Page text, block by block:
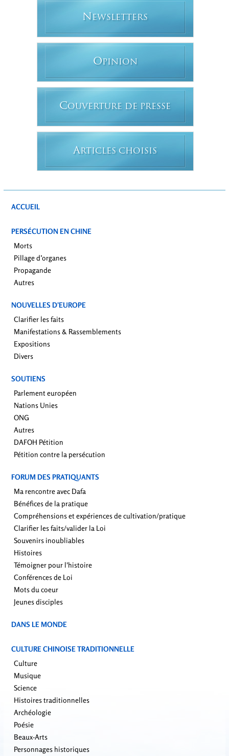
N EWSLETTERS
OPINION
COUVERTURE DE PRESSE
ARTICLES CHOISIS
ACCUEIL
PERSÉCUTION EN CHINE
Morts
Pillage d’organes
Propagande
Autres
NOUVELLES D’EUROPE
Clarifier les faits
Manifestations & Rassemblements
Expositions
Divers
SOUTIENS
Parlement européen
Nations Unies
ONG
Autres
DAFOH Pétition
Pétition contre la persécution
FORUM DES PRATIQUANTS
Ma rencontre avec Dafa
Bénéfices de la pratique
Compréhensions et expériences de cultivation/pratique
Clarifier les faits/valider la Loi
Souvenirs inoubliables
Histoires
Témoigner pour l'histoire
Conférences de Loi
Mots du coeur
Jeunes disciples
DANS LE MONDE
CULTURE CHINOISE TRADITIONNELLE
Culture
Musique
Science
Histoires traditionnelles
Archéologie
Poésie
Beaux-Arts
Personnages historiques